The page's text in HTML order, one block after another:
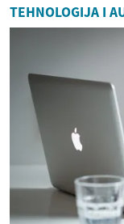
lj...
TEHNOLOGIJA I